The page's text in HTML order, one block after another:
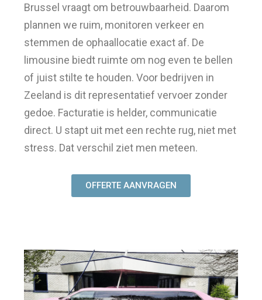
Brussel vraagt om betrouwbaarheid. Daarom
plannen we ruim, monitoren verkeer en
stemmen de ophaallocatie exact af. De
limousine biedt ruimte om nog even te bellen
of juist stilte te houden. Voor bedrijven in
Zeeland is dit representatief vervoer zonder
gedoe. Facturatie is helder, communicatie
direct. U stapt uit met een rechte rug, niet met
stress. Dat verschil ziet men meteen.
OFFERTE AANVRAGEN